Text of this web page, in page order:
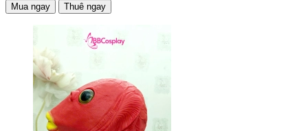
Mua ngay Thuê ngay